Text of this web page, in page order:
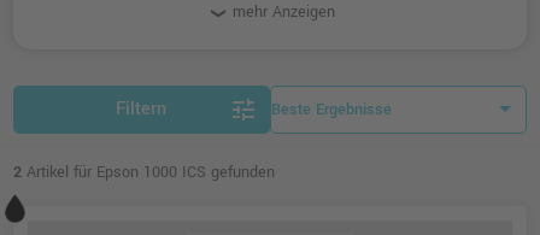
mehr Anzeigen
Filtern tune
2 Artikel für Epson 1000 ICS gefunden